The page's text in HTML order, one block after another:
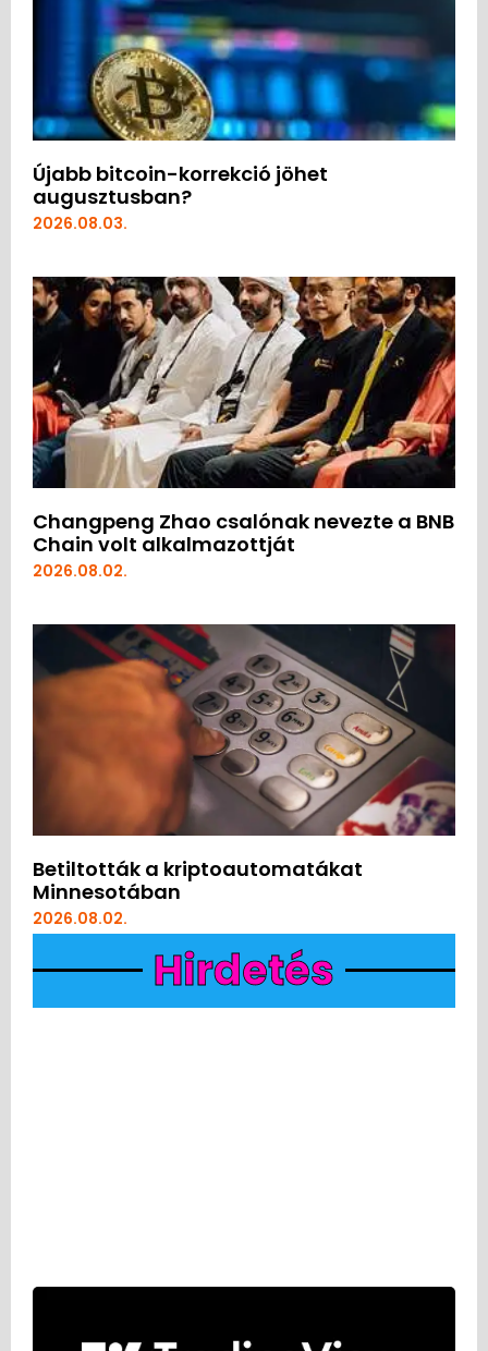
Újabb bitcoin-korrekció jöhet
augusztusban?
2026.08.03.
Changpeng Zhao csalónak nevezte a BNB
Chain volt alkalmazottját
2026.08.02.
Betiltották a kriptoautomatákat
Minnesotában
2026.08.02.
Hirdetés